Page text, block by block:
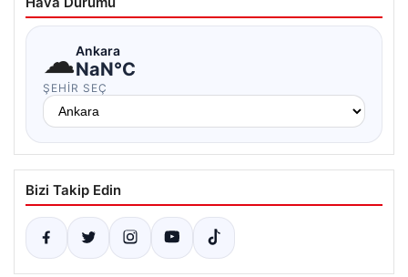
☁Ankara
NaN°C
ŞEHIR SEÇ
Bizi Takip Edin